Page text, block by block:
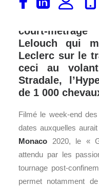
Rendez-vous »
court-
Lelouch qui
Leclerc sur le
ceci au
Stradale,
de 1 000
Filmé le week-end
dates auxquelles
Monaco 2020, le «
attendu par les
tournage post-
permet notamment